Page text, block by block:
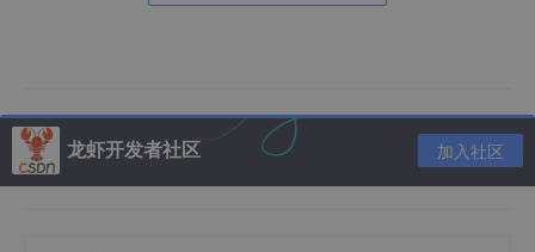
令：
龙虾开发者社区 加入社区